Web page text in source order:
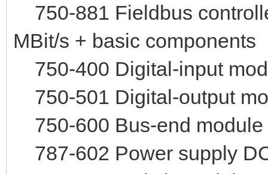
750-881 Fieldbus
MBit/s + basic components
750-400 Digital-input
750-501 Digital-output
750-600 Bus-end module
787-602 Power supply